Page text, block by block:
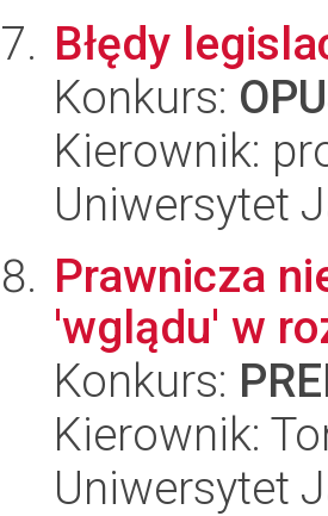
Błędy
Konkurs:
Kierownik:
Uniwersytet
Prawnicza
'wglądu' w
Konkurs:
Kierownik:
Uniwersytet